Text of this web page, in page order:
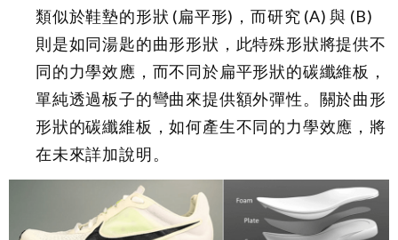
類似於鞋墊的形狀 (扁平形)，而研究 (A) 與 (B)
則是如同湯匙的曲形形狀，此特殊形狀將提供不
同的力學效應，而不同於扁平形狀的碳纖維板，
單純透過板子的彎曲來提供額外彈性。關於曲形
形狀的碳纖維板，如何產生不同的力學效應，將
在未來詳加說明。